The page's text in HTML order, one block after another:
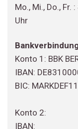
Mo., Mi., Do., Fr.
Uhr
Konto 1: BBK
IBAN:
BIC:
Konto 2:
IBAN: